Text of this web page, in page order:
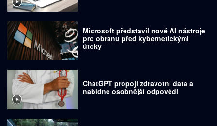
Microsoft představil nové AI nástroje
pro obranu před kybernetickými
útoky
ChatGPT propojí zdravotní data a
nabídne osobnější odpovědi